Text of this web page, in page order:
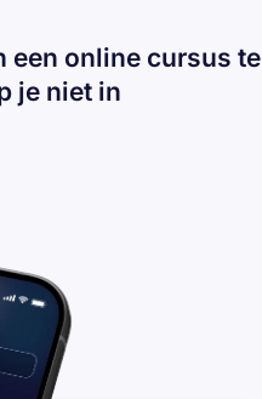
een online cursus te
je niet in